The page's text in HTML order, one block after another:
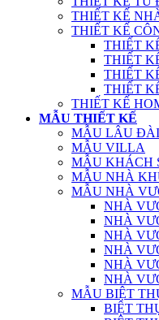
THIẾT KẾ
THIẾT KẾ
THIẾT
THIẾT
THIẾT
THIẾT
THIẾT KẾ
MẪU THIẾT KẾ
MẪU LÂU
MẪU VILLA
MẪU KHÁCH
MẪU NHÀ
MẪU NHÀ
NHÀ
NHÀ
NHÀ
NHÀ
NHÀ
NHÀ
MẪU BIỆT
BIỆT